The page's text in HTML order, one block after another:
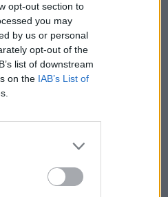
opt-out section to
you may
by us or personal
opt-out of the
list of downstream
on the IAB’s List of